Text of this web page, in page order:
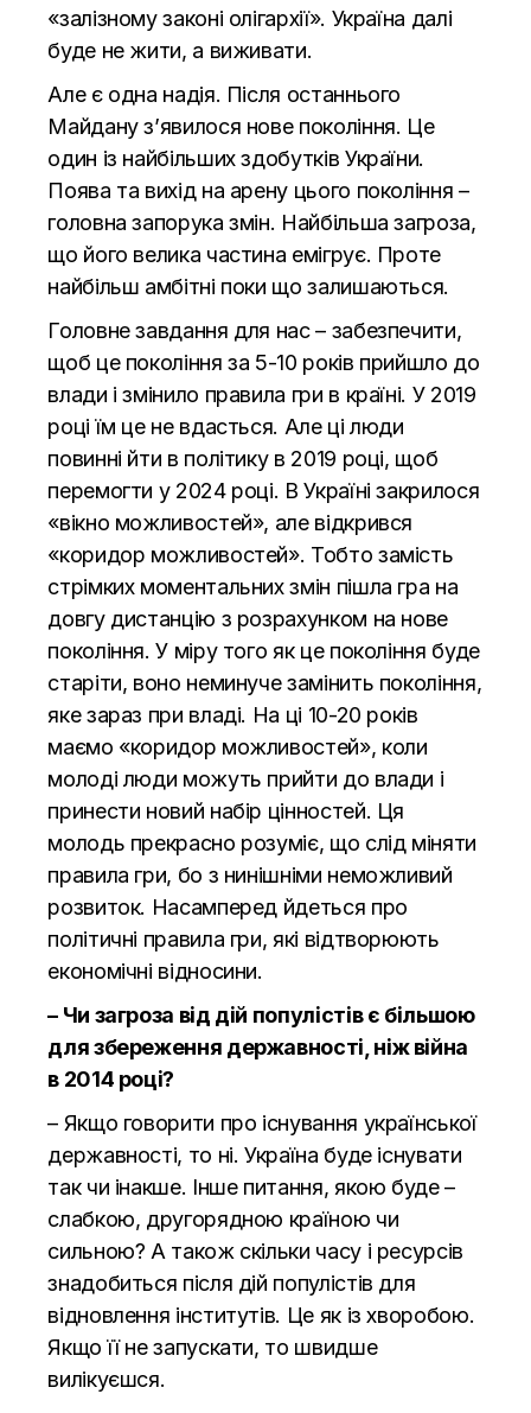
«залізному законі олігархії». Україна далі
буде не жити, а виживати.
Але є одна надія. Після останнього
Майдану зʼявилося нове покоління. Це
один із найбільших здобутків України.
Поява та вихід на арену цього покоління –
головна запорука змін. Найбільша загроза,
що його велика частина емігрує. Проте
найбільш амбітні поки що залишаються.
Головне завдання для нас – забезпечити,
щоб це покоління за 5-10 років прийшло до
влади і змінило правила гри в країні. У 2019
році їм це не вдасться. Але ці люди
повинні йти в політику в 2019 році, щоб
перемогти у 2024 році. В Україні закрилося
«вікно можливостей», але відкрився
«коридор можливостей». Тобто замість
стрімких моментальних змін пішла гра на
довгу дистанцію з розрахунком на нове
покоління. У міру того як це покоління буде
старіти, воно неминуче замінить покоління,
яке зараз при владі. На ці 10-20 років
маємо «коридор можливостей», коли
молоді люди можуть прийти до влади і
принести новий набір цінностей. Ця
молодь прекрасно розуміє, що слід міняти
правила гри, бо з нинішніми неможливий
розвиток. Насамперед йдеться про
політичні правила гри, які відтворюють
економічні відносини.
– Чи загроза від дій популістів є більшою
для збереження державності, ніж війна
в 2014 році?
– Якщо говорити про існування української
державності, то ні. Україна буде існувати
так чи інакше. Інше питання, якою буде –
слабкою, другорядною країною чи
сильною? А також скільки часу і ресурсів
знадобиться після дій популістів для
відновлення інститутів. Це як із хворобою.
Якщо її не запускати, то швидше
вилікуєшся.